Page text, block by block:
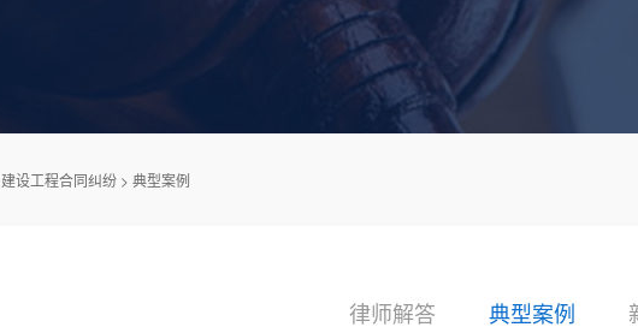
建设工程合同纠纷 > 典型案例
律师解答 典型案例